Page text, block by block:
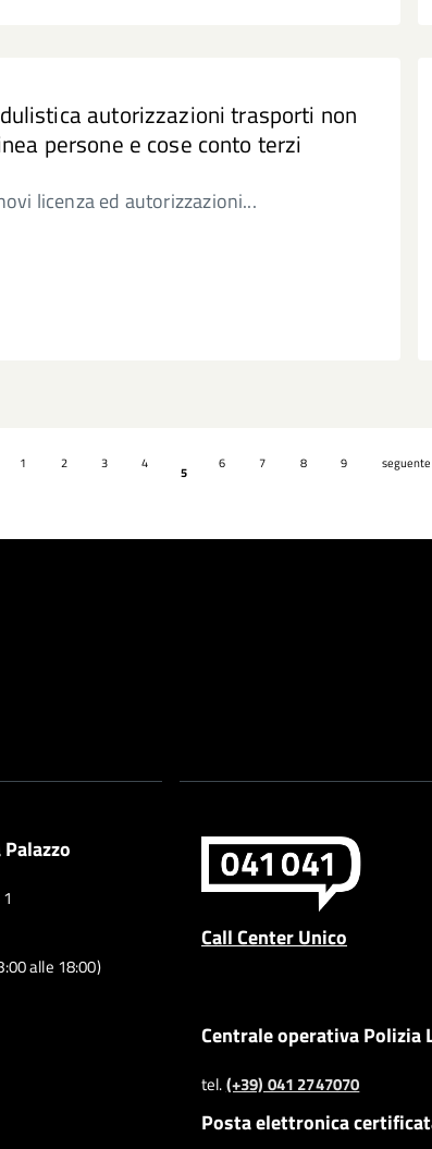
autorizzazioni trasporti non
persone e cose conto terzi
licenza ed autorizzazioni...
1 2 3 4
5
6 7 8 9 seguente
alle 18:00)
Call Center Unico
Centrale operativa Polizia
tel.(+39) 041 2747070
Posta elettronica